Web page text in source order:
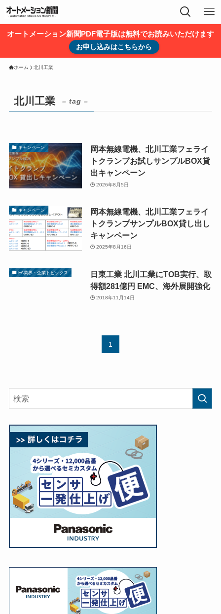
オートメーション新聞PDF電子版は無料でお読みいただけます
お申し込みはこちらから
ホーム 北川工業
北川工業 – tag –
キャンペーン
岡本無線電機、北川工業フェライ
トクランプお試しサンプルBOX貸
出キャンペーン
2026年8月5日
キャンペーン
岡本無線電機、北川工業フェライ
トクランプサンプルBOX貸し出し
キャンペーン
2025年8月16日
FA業界・企業トピックス
日東工業 北川工業にTOB実行、取
得額281億円 EMC、海外展開強化
2018年11月14日
1